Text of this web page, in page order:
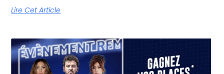
Lire Cet Article